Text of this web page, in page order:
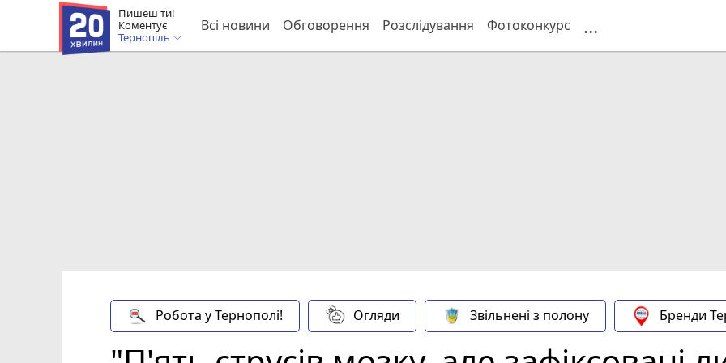
Пишеш ти!
Коментує
Тернопіль
Всі новини Обговорення Розслідування Фотоконкурс ...
Робота у Тернополі! Огляди Звільнені з полону Бренди